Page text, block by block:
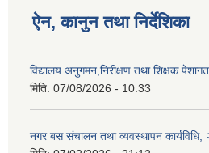
ऐन, कानुन तथा निर्देशिका
विद्यालय अनुगमन,निरीक्षण तथा शिक्षक
मिति: 07/08/2026 - 10:33
नगर बस संचालन तथा व्यवस्थापन कार्यविधि,